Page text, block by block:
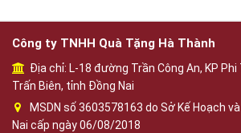
Công ty TNHH Quà Tặng Hà Thành
Địa chỉ: L-18 đường Trần Công An, KP
Trấn Biên, tỉnh Đồng Nai
MSDN số 3603578163 do Sở Kế Hoạch
Nai cấp ngày 06/08/2018